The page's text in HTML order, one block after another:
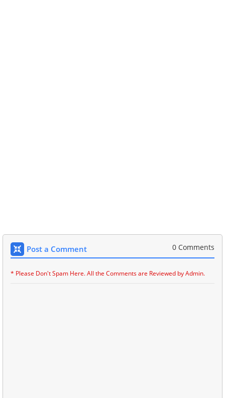
Post a Comment 0 Comments
* Please Don't Spam Here. All the Comments are Reviewed by Admin.